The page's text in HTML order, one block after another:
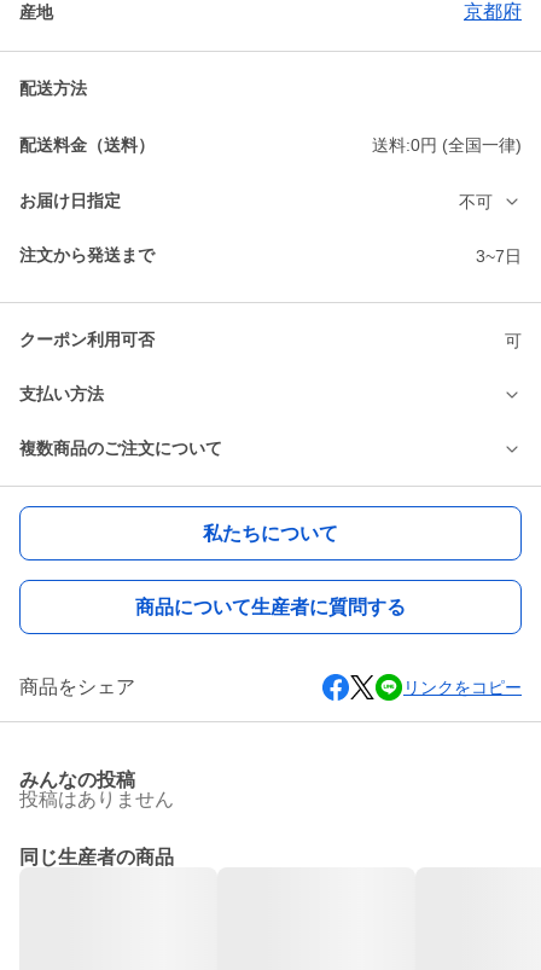
産地 京都府
配送方法
配送料金（送料） 送料:0円 (全国一律)
お届け日指定 不可
注文から発送まで 3~7日
クーポン利用可否 可
支払い方法
複数商品のご注文について
私たちについて
商品について生産者に質問する
商品をシェア リンクをコピー
みんなの投稿
投稿はありません
同じ生産者の商品